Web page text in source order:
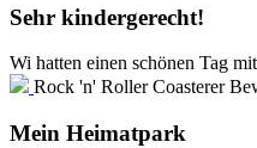
Sehr kindergerecht!
Wi hatten einen schönen Tag
Rock 'n' Roller Coasterer
Mein Heimatpark